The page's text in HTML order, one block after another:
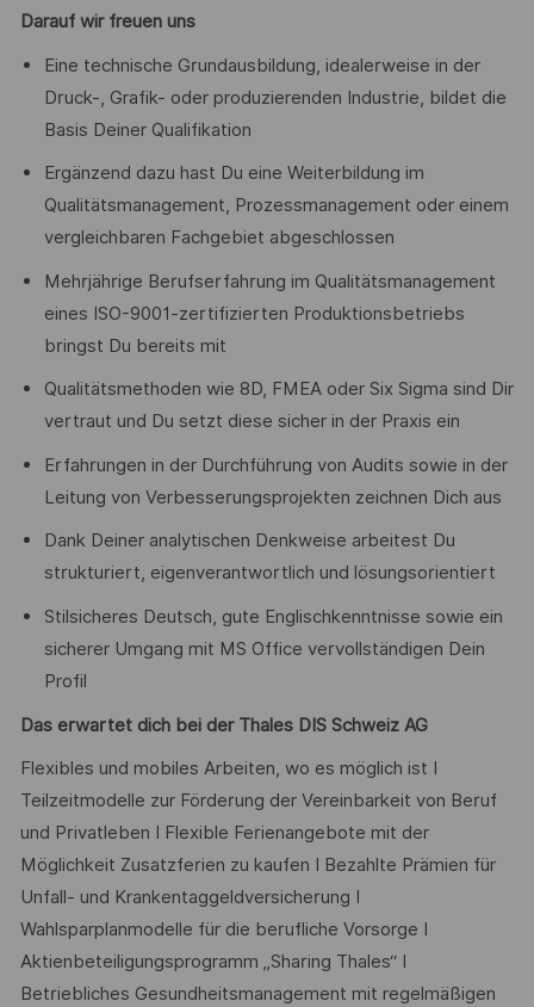
Darauf wir freuen uns
Eine technische Grundausbildung, idealerweise in der
Druck-, Grafik- oder produzierenden Industrie, bildet die
Basis Deiner Qualifikation
Ergänzend dazu hast Du eine Weiterbildung im
Qualitätsmanagement, Prozessmanagement oder einem
vergleichbaren Fachgebiet abgeschlossen
Mehrjährige Berufserfahrung im Qualitätsmanagement
eines ISO-9001-zertifizierten Produktionsbetriebs
bringst Du bereits mit
Qualitätsmethoden wie 8D, FMEA oder Six Sigma sind Dir
vertraut und Du setzt diese sicher in der Praxis ein
Erfahrungen in der Durchführung von Audits sowie in der
Leitung von Verbesserungsprojekten zeichnen Dich aus
Dank Deiner analytischen Denkweise arbeitest Du
strukturiert, eigenverantwortlich und lösungsorientiert
Stilsicheres Deutsch, gute Englischkenntnisse sowie ein
sicherer Umgang mit MS Office vervollständigen Dein
Profil
Das erwartet dich bei der Thales DIS Schweiz AG
Flexibles und mobiles Arbeiten, wo es möglich ist I
Teilzeitmodelle zur Förderung der Vereinbarkeit von Beruf
und Privatleben I Flexible Ferienangebote mit der
Möglichkeit Zusatzferien zu kaufen I Bezahlte Prämien für
Unfall- und Krankentaggeldversicherung I
Wahlsparplanmodelle für die berufliche Vorsorge I
Aktienbeteiligungsprogramm „Sharing Thales“ I
Betriebliches Gesundheitsmanagement mit regelmäßigen